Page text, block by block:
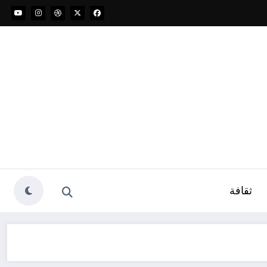
ثقافة